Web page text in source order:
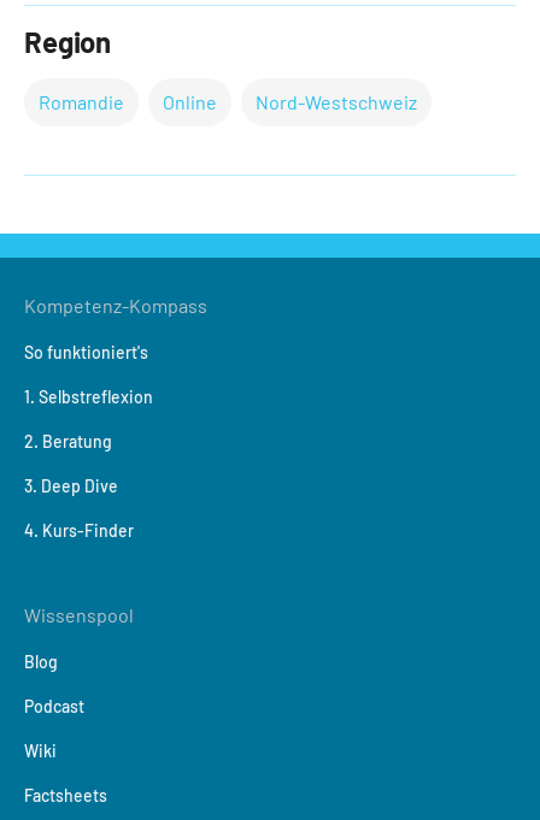
Region
Romandie Online Nord-Westschweiz
Kompetenz-Kompass
So funktioniert's
1. Selbstreflexion
2. Beratung
3. Deep Dive
4. Kurs-Finder
Wissenspool
Blog
Podcast
Wiki
Factsheets